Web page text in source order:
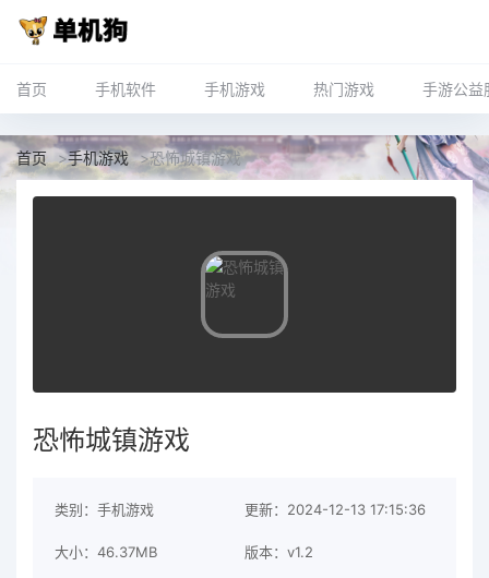
首页 手机软件 手机游戏 热门游戏 手游公益
首页 >手机游戏 >恐怖城镇游戏
恐怖城镇游戏
类别：手机游戏 更新：2024-12-13 17:15:36
大小：46.37MB 版本：v1.2